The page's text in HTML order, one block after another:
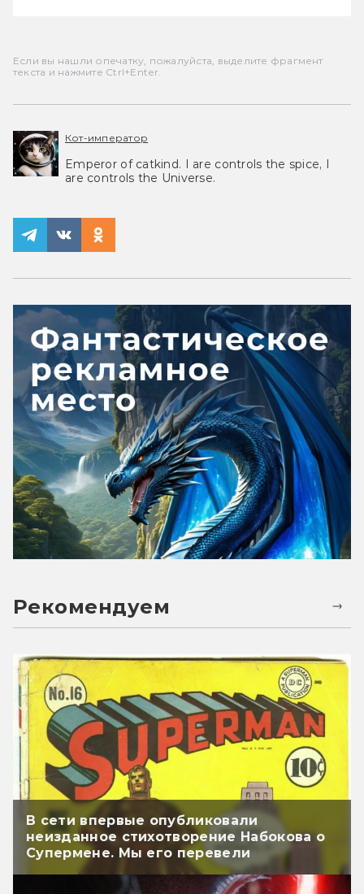
Если вы нашли опечатку, пожалуйста, выделите фрагмент
текста и нажмите Ctrl+Enter.
Кот-император
Emperor of catkind. I are controls the spice, I
are controls the Universe.
Рекомендуем
В сети впервые опубликовали
неизданное стихотворение Набокова о
Супермене. Мы его перевели